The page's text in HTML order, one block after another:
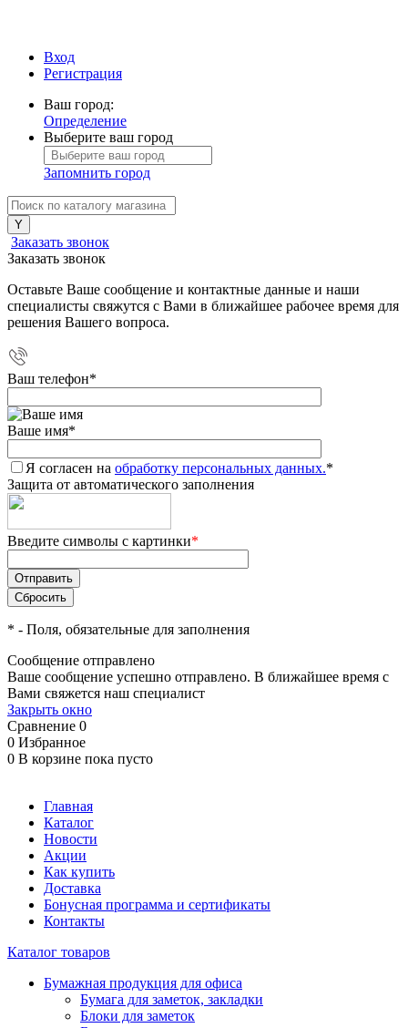
Вход
Регистрация
Ваш город:
Определение
Выберите ваш город
Запомнить город
Заказать звонок
Заказать звонок
Оставьте Ваше сообщение и контактные данные и наши
специалисты свяжутся с Вами в ближайшее рабочее время для
решения Вашего вопроса.
Ваш телефон*
Ваше имя*
Я согласен на обработку персональных данных.*
Защита от автоматического заполнения
Введите символы с картинки*
* - Поля, обязательные для заполнения
Сообщение отправлено
Ваше сообщение успешно отправлено. В ближайшее время с
Вами свяжется наш специалист
Закрыть окно
Сравнение 0
0 Избранное
0 В корзине пока пусто
Главная
Каталог
Новости
Акции
Как купить
Доставка
Бонусная программа и сертификаты
Контакты
Каталог товаров
Бумажная продукция для офиса
Бумага для заметок, закладки
Блоки для заметок